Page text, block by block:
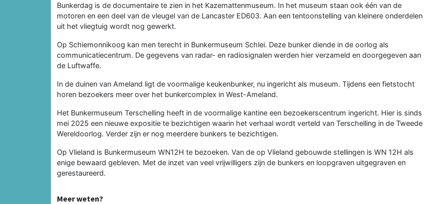
Bunkerdag is de documentaire te zien in het Kazemattenmuseum. In het museum staan ook één van de
motoren en een deel van de vleugel van de Lancaster ED603. Aan een tentoonstelling van kleinere onderdelen
uit het vliegtuig wordt nog gewerkt.
Op Schiemonnikoog kan men terecht in Bunkermuseum Schlei. Deze bunker diende in de oorlog als
communicatiecentrum. De gegevens van radar- en radiosignalen werden hier verzameld en doorgegeven aan
de Luftwaffe.
In de duinen van Ameland ligt de voormalige keukenbunker, nu ingericht als museum. Tijdens een fietstocht
horen bezoekers meer over het bunkercomplex in West-Ameland.
Het Bunkermuseum Terschelling heeft in de voormalige kantine een bezoekerscentrum ingericht. Hier is sinds
mei 2025 een nieuwe expositie te bezichtigen waarin het verhaal wordt verteld van Terschelling in de Tweede
Wereldoorlog. Verder zijn er nog meerdere bunkers te bezichtigen.
Op Vlieland is Bunkermuseum WN12H te bezoeken. Van de op Vlieland gebouwde stellingen is WN 12H als
enige bewaard gebleven. Met de inzet van veel vrijwilligers zijn de bunkers en loopgraven uitgegraven en
gerestaureerd.
Meer weten?